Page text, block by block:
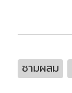
ชามผสม